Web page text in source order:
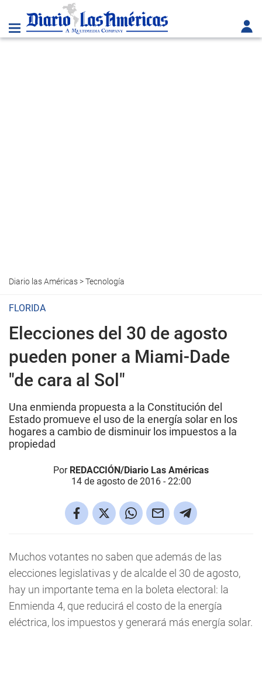
Diario las Américas>Tecnología
FLORIDA
Elecciones del 30 de agosto
pueden poner a Miami-Dade
"de cara al Sol"
Una enmienda propuesta a la Constitución del
Estado promueve el uso de la energía solar en los
hogares a cambio de disminuir los impuestos a la
propiedad
Por REDACCIÓN/Diario Las Américas
14 de agosto de 2016 - 22:00
Muchos votantes no saben que además de las
elecciones legislativas y de alcalde el 30 de agosto,
hay un importante tema en la boleta electoral: la
Enmienda 4, que reducirá el costo de la energía
eléctrica, los impuestos y generará más energía solar.